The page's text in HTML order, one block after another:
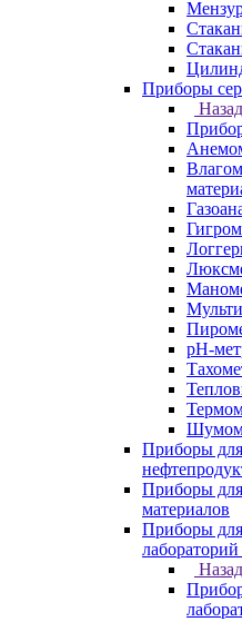
Приборы
Назад
pH-
Приборы
Приборы
материалов
Приборы
лабораторий
Назад